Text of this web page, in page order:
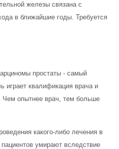
железы связана с
в ближайшие годы. Требуется
простаты - самый
играет квалификация врача и
Чем опытнее врач, тем больше
какого-либо лечения в
умирают вследствие